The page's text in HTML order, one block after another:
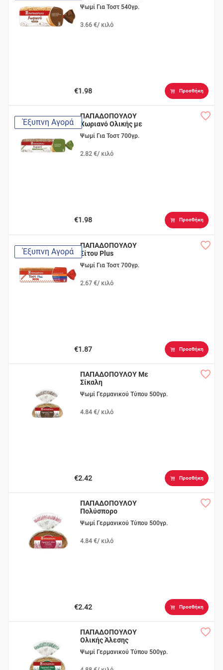
Ψωμί Για Τοστ 540γρ.
3.66 €/ κιλό
€1.98 Προσθήκη
Έξυπνη Αγορά
ΠΑΠΑΔΟΠΟΥΛΟΥ
Χωριανό Ολικής με
Dinkel
Ψωμί Για Τοστ 700γρ.
2.82 €/ κιλό
€1.98 Προσθήκη
Έξυπνη Αγορά
ΠΑΠΑΔΟΠΟΥΛΟΥ
Σίτου Plus
Ψωμί Για Τοστ 700γρ.
2.67 €/ κιλό
€1.87 Προσθήκη
ΠΑΠΑΔΟΠΟΥΛΟΥ Με
Σίκαλη
Ψωμί Γερμανικού Τύπου 500γρ.
4.84 €/ κιλό
€2.42 Προσθήκη
ΠΑΠΑΔΟΠΟΥΛΟΥ
Πολύσπορο
Ψωμί Γερμανικού Τύπου 500γρ.
4.84 €/ κιλό
€2.42 Προσθήκη
ΠΑΠΑΔΟΠΟΥΛΟΥ
Ολικής Άλεσης
Ψωμί Γερμανικού Τύπου 500γρ.